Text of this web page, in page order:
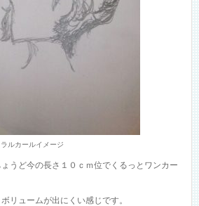
ルカールイメージ
うど今の長さ１０ｃｍ位でくるっとワンカー
リュームが出にくい感じです。